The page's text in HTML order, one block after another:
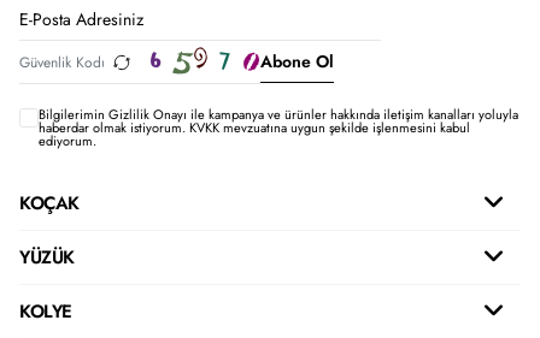
Abone Ol
Bilgilerimin Gizlilik Onayı ile kampanya ve ürünler hakkında iletişim kanalları yoluyla
haberdar olmak istiyorum.KVKK mevzuatına uygun şekilde işlenmesini kabul
ediyorum.
KOÇAK
YÜZÜK
KOLYE